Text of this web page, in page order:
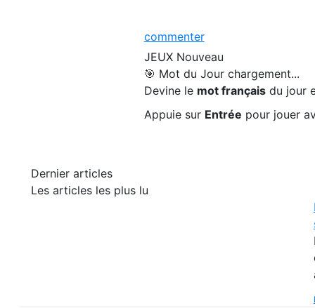
commenter
JEUX Nouveau
🎯 Mot du Jour chargement...
Devine le mot françaisdu jour
Appuie sur Entrée pour jouer
Dernier articles
Les articles les plus lu